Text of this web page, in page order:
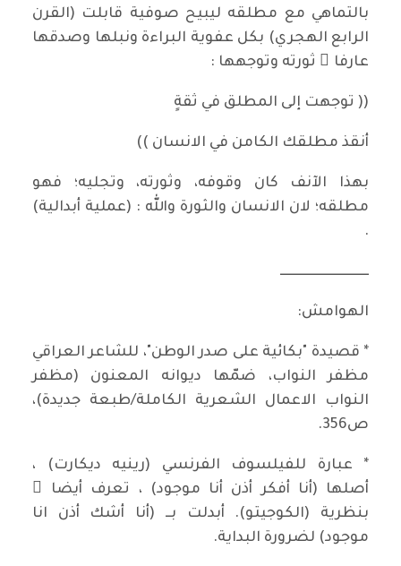
بالتماهي مع مطلقه ليبيح صوفية قابلت (القرن
الرابع الهجري) بكل عفوية البراءة ونبلها وصدقها
عارفا ً ثورته وتوجهها :
(( توجهت إلى المطلق في ثقةٍ
أنقذ مطلقك الكامن في الانسان ))
بهذا الآنف كان وقوفه، وثورته، وتجليه؛ فهو
مطلقه؛ لان الانسان والثورة والله : (عملية أبدالية)
.
ـــــــــــــــــــــــــــــــــ
الهوامش:
* قصيدة "بكائية على صدر الوطن"، للشاعر العراقي
مظفر النواب، ضمّها ديوانه المعنون (مظفر
النواب الاعمال الشعرية الكاملة/طبعة جديدة)،
ص356.
* عبارة للفيلسوف الفرنسي (رينيه ديكارت) ،
أصلها (أنا أفكر أذن أنا موجود) ، تعرف أيضا ً
بنظرية (الكوجيتو). أبدلت بــ (أنا أشك أذن انا
موجود) لضرورة البداية.